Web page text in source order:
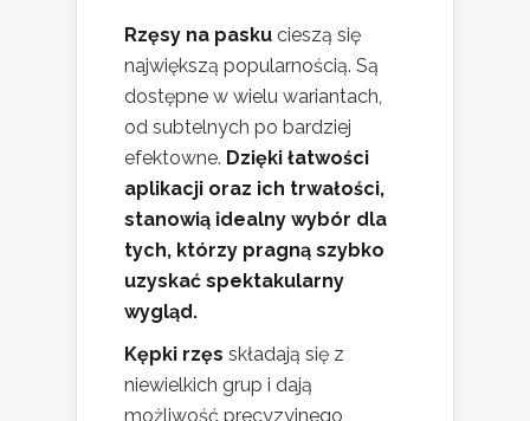
Rzęsy na pasku cieszą się
największą popularnością. Są
dostępne w wielu wariantach,
od subtelnych po bardziej
efektowne. Dzięki łatwości
aplikacji oraz ich trwałości,
stanowią idealny wybór dla
tych, którzy pragną szybko
uzyskać spektakularny
wygląd.
Kępki rzęs składają się z
niewielkich grup i dają
możliwość precyzyjnego